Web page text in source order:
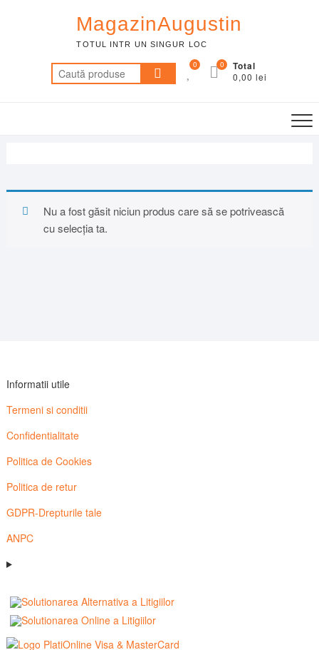
MagazinAugustin
TOTUL INTR UN SINGUR LOC
Caută
după:
0 Total
0,00 lei
0
Nu a fost găsit niciun produs care să se potrivească
cu selecția ta.
Informatii utile
Termeni si conditii
Confidentialitate
Politica de Cookies
Politica de retur
GDPR-Drepturile tale
ANPC